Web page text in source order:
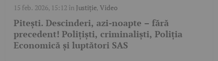
15 feb. 2026, 15:12 în Justiție,Video
Pitești. Descinderi, azi-noapte – fără
precedent! Polițiști, criminaliști, Poliția
Economică și luptători SAS